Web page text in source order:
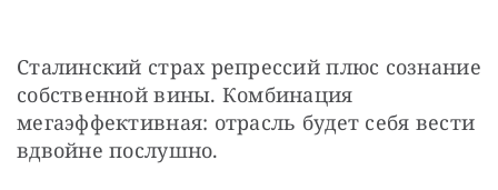
Сталинский страх репрессий плюс сознание
собственной вины. Комбинация
мегаэффективная: отрасль будет себя вести
вдвойне послушно.